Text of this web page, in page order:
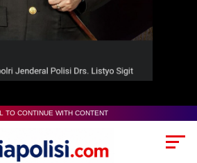
TO CONTINUE WITH CONTENT